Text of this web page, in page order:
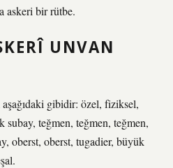
askeri bir rütbe.
UNVAN
aşağıdaki gibidir: özel, fiziksel,
subay, teğmen, teğmen, teğmen,
oberst, oberst, tugadier, büyük